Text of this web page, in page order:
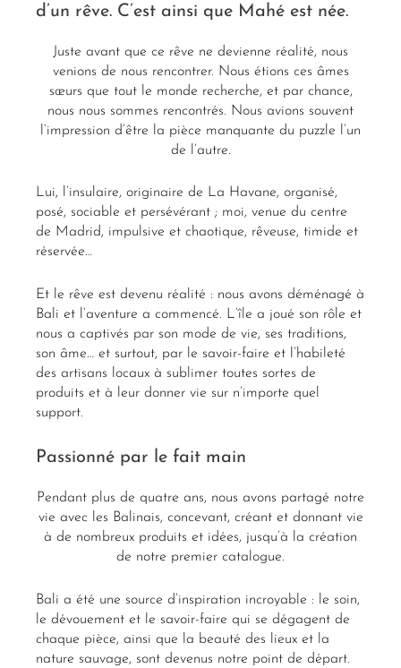
d’un rêve. C’est ainsi que Mahé est née.
Juste avant que ce rêve ne devienne réalité, nous
venions de nous rencontrer. Nous étions ces âmes
sœurs que tout le monde recherche, et par chance,
nous nous sommes rencontrés. Nous avions souvent
l’impression d’être la pièce manquante du puzzle l’un
de l’autre.
Lui, l’insulaire, originaire de La Havane, organisé,
posé, sociable et persévérant ; moi, venue du centre
de Madrid, impulsive et chaotique, rêveuse, timide et
réservée…
Et le rêve est devenu réalité : nous avons déménagé à
Bali et l’aventure a commencé. L’île a joué son rôle et
nous a captivés par son mode de vie, ses traditions,
son âme… et surtout, par le savoir-faire et l’habileté
des artisans locaux à sublimer toutes sortes de
produits et à leur donner vie sur n’importe quel
support.
Passionné par le fait main
Pendant plus de quatre ans, nous avons partagé notre
vie avec les Balinais, concevant, créant et donnant vie
à de nombreux produits et idées, jusqu’à la création
de notre premier catalogue.
Bali a été une source d’inspiration incroyable : le soin,
le dévouement et le savoir-faire qui se dégagent de
chaque pièce, ainsi que la beauté des lieux et la
nature sauvage, sont devenus notre point de départ.